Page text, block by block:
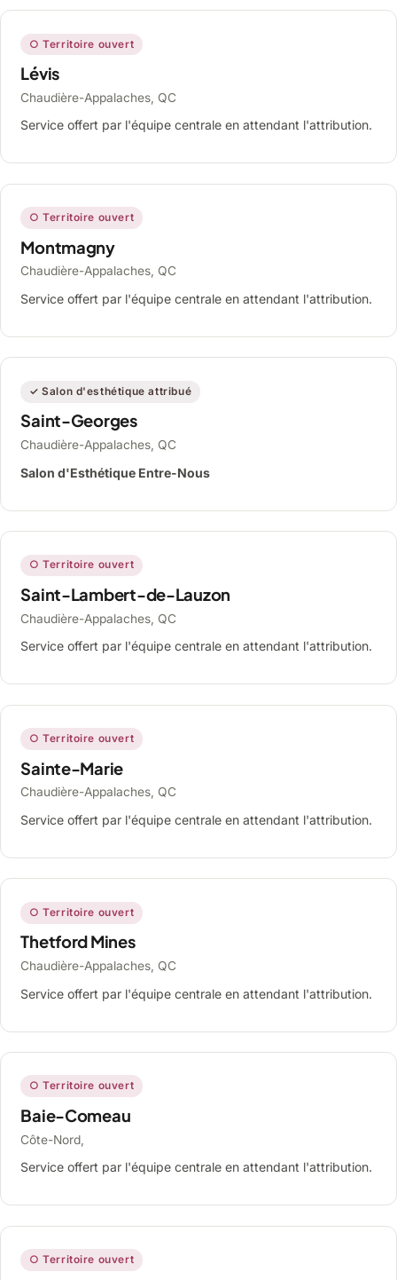
○ Territoire ouvert
Lévis
Chaudière-Appalaches, QC
Service offert par l'équipe centrale en attendant l'attribution.
○ Territoire ouvert
Montmagny
Chaudière-Appalaches, QC
Service offert par l'équipe centrale en attendant l'attribution.
✓ Salon d'esthétique attribué
Saint-Georges
Chaudière-Appalaches, QC
Salon d'Esthétique Entre-Nous
○ Territoire ouvert
Saint-Lambert-de-Lauzon
Chaudière-Appalaches, QC
Service offert par l'équipe centrale en attendant l'attribution.
○ Territoire ouvert
Sainte-Marie
Chaudière-Appalaches, QC
Service offert par l'équipe centrale en attendant l'attribution.
○ Territoire ouvert
Thetford Mines
Chaudière-Appalaches, QC
Service offert par l'équipe centrale en attendant l'attribution.
○ Territoire ouvert
Baie-Comeau
Côte-Nord,
Service offert par l'équipe centrale en attendant l'attribution.
○ Territoire ouvert